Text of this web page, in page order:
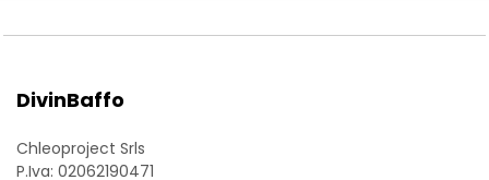
DivinBaffo
Chleoproject Srls
P.Iva: 02062190471